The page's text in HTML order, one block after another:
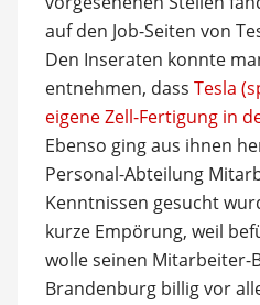
auf den Job-Seiten von
Den Inseraten konnte
entnehmen, dass Tesla
eigene Zell-Fertigung in
Ebenso ging aus ihnen
Personal-Abteilung
Kenntnissen gesucht
kurze Empörung, weil
wolle seinen Mitarbeiter-
Brandenburg billig vor